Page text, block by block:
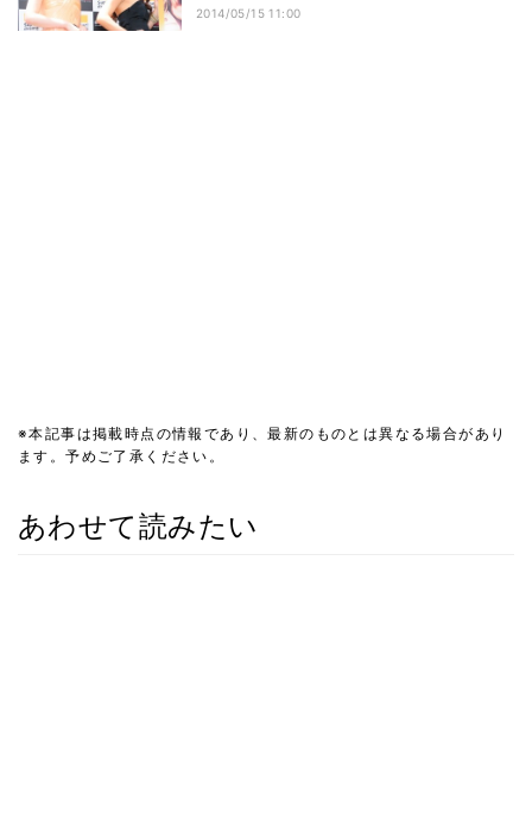
2014/05/15 11:00
※本記事は掲載時点の情報であり、最新のものとは異なる場合があり
ます。予めご了承ください。
あわせて読みたい